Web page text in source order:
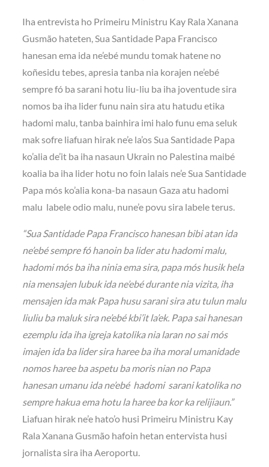
Iha entrevista ho Primeiru Ministru Kay Rala Xanana
Gusmão hateten, Sua Santidade Papa Francisco
hanesan ema ida ne’ebé mundu tomak hatene no
koñesidu tebes, apresia tanba nia korajen ne’ebé
sempre fó ba sarani hotu liu-liu ba iha joventude sira
nomos ba iha lider funu nain sira atu hatudu etika
hadomi malu, tanba bainhira imi halo funu ema seluk
mak sofre liafuan hirak ne’e la’os Sua Santidade Papa
ko’alia de’it ba iha nasaun Ukrain no Palestina maibé
koalia ba iha lider hotu no foin lalais ne’e Sua Santidade
Papa mós ko’alia kona-ba nasaun Gaza atu hadomi
malu labele odio malu, nune’e povu sira labele terus.
“Sua Santidade Papa Francisco hanesan bibi atan ida
ne’ebé sempre fó hanoin ba lider atu hadomi malu,
hadomi mós ba iha ninia ema sira, papa mós husik hela
nia mensajen lubuk ida ne’ebé durante nia vizita, iha
mensajen ida mak Papa husu sarani sira atu tulun malu
liuliu ba maluk sira ne’ebé kbi’it la’ek. Papa sai hanesan
ezemplu ida iha igreja katolika nia laran no sai mós
imajen ida ba lider sira haree ba iha moral umanidade
nomos haree ba aspetu ba moris nian no Papa
hanesan umanu ida ne’ebé hadomi sarani katolika no
sempre hakua ema hotu la haree ba kor ka relijiaun.”
Liafuan hirak ne’e hato’o husi Primeiru Ministru Kay
Rala Xanana Gusmão hafoin hetan entervista husi
jornalista sira iha Aeroportu.